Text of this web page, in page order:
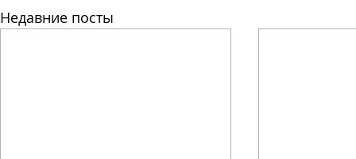
Недавние посты